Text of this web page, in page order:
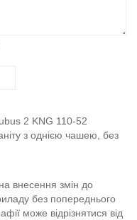
2 KNG 110-52
з однією чашею, без
внесення змін до
без попереднього
може відрізнятися від